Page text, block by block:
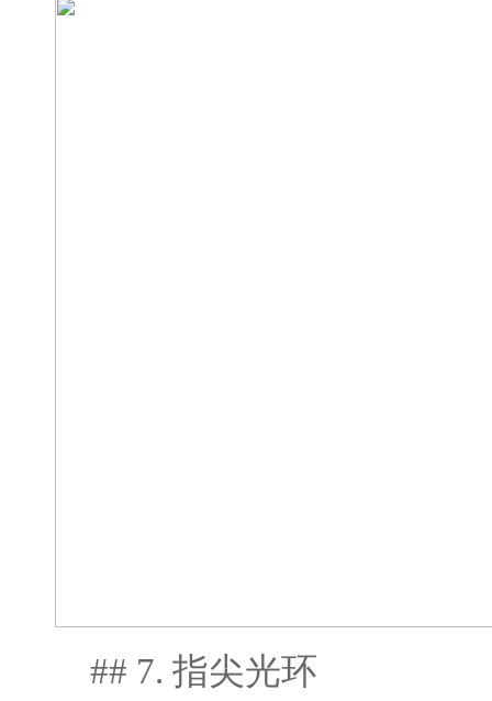
## 7. 指尖光环